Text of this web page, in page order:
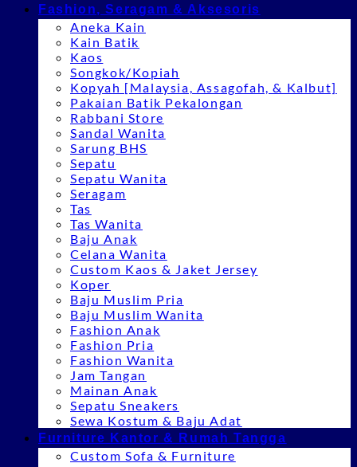
Fashion, Seragam & Aksesoris
Aneka Kain
Kain Batik
Kaos
Songkok/Kopiah
Kopyah [Malaysia, Assagofah, & Kalbut]
Pakaian Batik Pekalongan
Rabbani Store
Sandal Wanita
Sarung BHS
Sepatu
Sepatu Wanita
Seragam
Tas
Tas Wanita
Baju Anak
Celana Wanita
Custom Kaos & Jaket Jersey
Koper
Baju Muslim Pria
Baju Muslim Wanita
Fashion Anak
Fashion Pria
Fashion Wanita
Jam Tangan
Mainan Anak
Sepatu Sneakers
Sewa Kostum & Baju Adat
Furniture Kantor & Rumah Tangga
Custom Sofa & Furniture